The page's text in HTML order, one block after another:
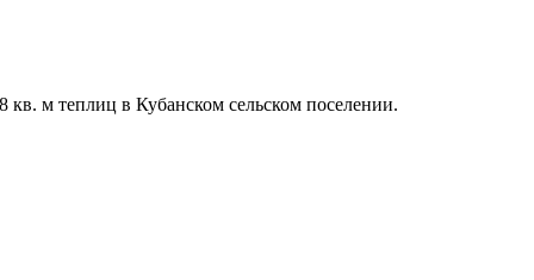
м теплиц в Кубанском сельском поселении.